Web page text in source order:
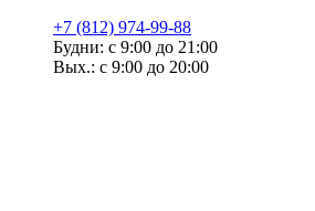
+7 (812) 974-99-88
Будни: с 9:00 до 21:00
Вых.: с 9:00 до 20:00